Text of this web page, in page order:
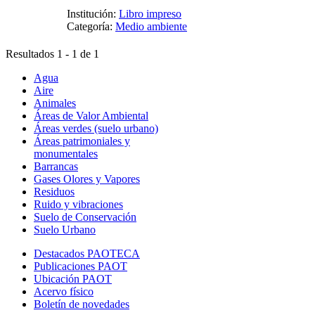
Institución: Libro impreso
Categoría: Medio ambiente
Resultados 1 - 1 de 1
Agua
Aire
Animales
Áreas de Valor Ambiental
Áreas verdes (suelo urbano)
Áreas patrimoniales y
monumentales
Barrancas
Gases Olores y Vapores
Residuos
Ruido y vibraciones
Suelo de Conservación
Suelo Urbano
Destacados PAOTECA
Publicaciones PAOT
Ubicación PAOT
Acervo físico
Boletín de novedades